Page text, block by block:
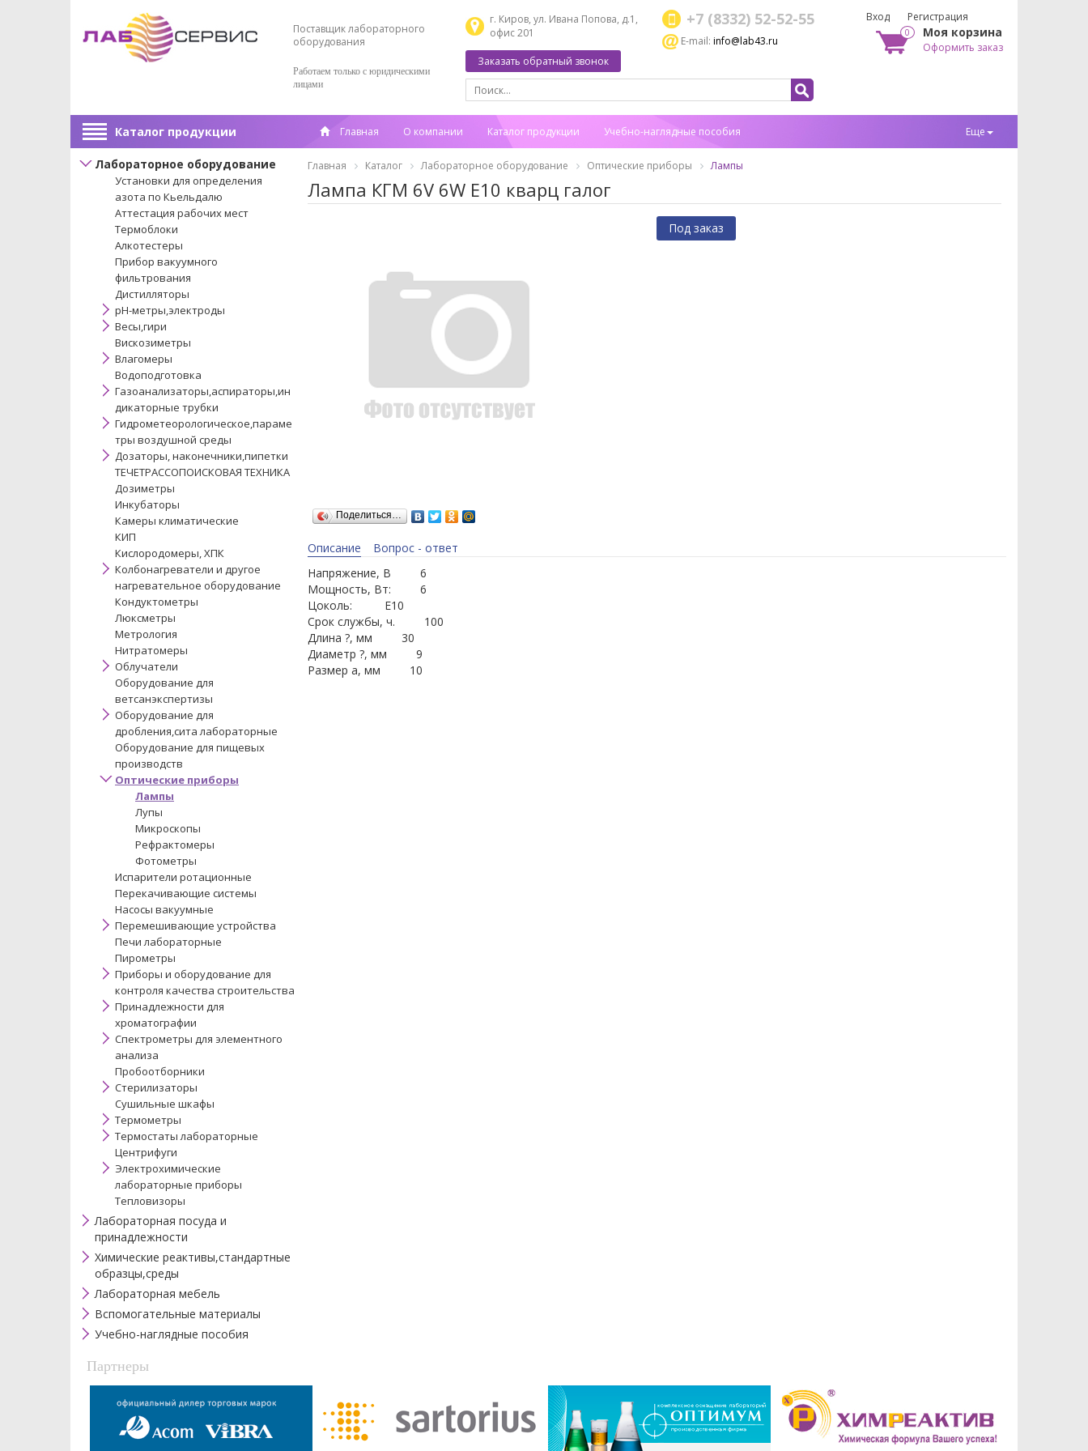
Поставщик лабораторного
оборудования
Работаем только с юридическими
лицами
г. Киров, ул. Ивана Попова, д.1,
офис 201
+7 (8332) 52-52-55
E-mail:info@lab43.ru
Заказать обратный звонок
Вход Регистрация
0 Моя корзина
Оформить заказ
Каталог продукции Главная О компании Каталог продукции Учебно-наглядные пособия Еще
Лабораторное оборудование
Установки для определения
азота по Кьельдалю
Аттестация рабочих мест
Термоблоки
Алкотестеры
Прибор вакуумного
фильтрования
Дистилляторы
pH-метры,электроды
Весы,гири
Вискозиметры
Влагомеры
Водоподготовка
Газоанализаторы,аспираторы,ин
дикаторные трубки
Гидрометеорологическое,параме
тры воздушной среды
Дозаторы, наконечники,пипетки
ТЕЧЕТРАССОПОИСКОВАЯ ТЕХНИКА
Дозиметры
Инкубаторы
Камеры климатические
КИП
Кислородомеры, ХПК
Колбонагреватели и другое
нагревательное оборудование
Кондуктометры
Люксметры
Метрология
Нитратомеры
Облучатели
Оборудование для
ветсанэкспертизы
Оборудование для
дробления,сита лабораторные
Оборудование для пищевых
производств
Оптические приборы
Лампы
Лупы
Микроскопы
Рефрактомеры
Фотометры
Испарители ротационные
Перекачивающие системы
Насосы вакуумные
Перемешивающие устройства
Печи лабораторные
Пирометры
Приборы и оборудование для
контроля качества строительства
Принадлежности для
хроматографии
Спектрометры для элементного
анализа
Пробоотборники
Стерилизаторы
Сушильные шкафы
Термометры
Термостаты лабораторные
Центрифуги
Электрохимические
лабораторные приборы
Тепловизоры
Лабораторная посуда и
принадлежности
Химические реактивы,стандартные
образцы,среды
Лабораторная мебель
Вспомогательные материалы
Учебно-наглядные пособия
Главная Каталог Лабораторное оборудование Оптические приборы Лампы
Лампа КГМ 6V 6W E10 кварц галог
Поделиться…
Под заказ
Описание
Вопрос - ответ
Напряжение, В 6
Мощность, Вт: 6
Цоколь: E10
Срок службы, ч. 100
Длина ?, мм 30
Диаметр ?, мм 9
Размер a, мм 10
Партнеры